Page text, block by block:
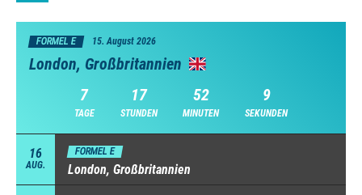
FORMEL E 15. August 2026
London, Großbritannien
7
TAGE
17
STUNDEN
52
MINUTEN
7
SEKUNDEN
16
AUG.
FORMEL E
London, Großbritannien